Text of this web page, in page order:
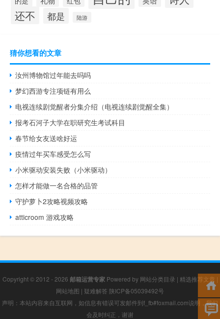
还不
都是 陆游
猜你想看的文章
汝州博物馆过年能去吗吗
梦幻西游专注项链有用么
电视连续剧觉醒者分集介绍（电视连续剧觉醒全集）
报考石河子大学在职研究生考试科目
春节给女友送啥好运
疫情过年买车感受怎么写
小米驱动安装失败（小米驱动）
怎样才能做一名合格的品管
守护萝卜2攻略视频攻略
atticroom 游戏攻略
Copyright © 2012 - 2026 邮箱运营专家Powered by 网站分类目录 | 精选推荐文章 |
网站地图 | 疑难解答 陕ICP备05039492号
声明：本站内容来自互联网，如信息有错误可发邮件到f_fb#foxmail.com说明，我们
会及时纠正，谢谢